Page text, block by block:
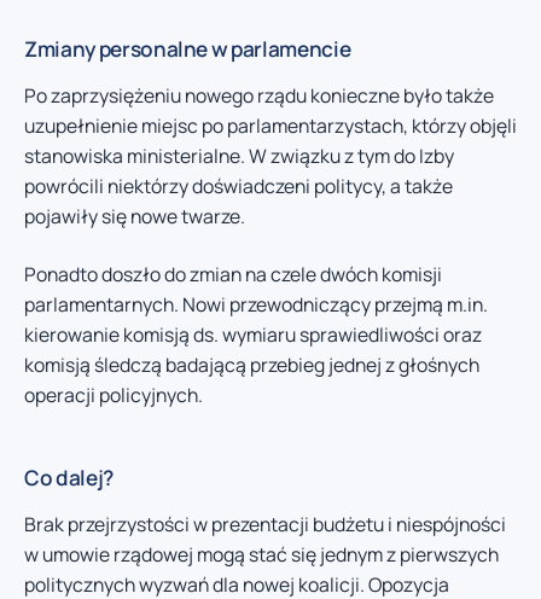
Zmiany personalne w parlamencie
Po zaprzysiężeniu nowego rządu konieczne było także
uzupełnienie miejsc po parlamentarzystach, którzy objęli
stanowiska ministerialne. W związku z tym do Izby
powrócili niektórzy doświadczeni politycy, a także
pojawiły się nowe twarze.
Ponadto doszło do zmian na czele dwóch komisji
parlamentarnych. Nowi przewodniczący przejmą m.in.
kierowanie komisją ds. wymiaru sprawiedliwości oraz
komisją śledczą badającą przebieg jednej z głośnych
operacji policyjnych.
Co dalej?
Brak przejrzystości w prezentacji budżetu i niespójności
w umowie rządowej mogą stać się jednym z pierwszych
politycznych wyzwań dla nowej koalicji. Opozycja